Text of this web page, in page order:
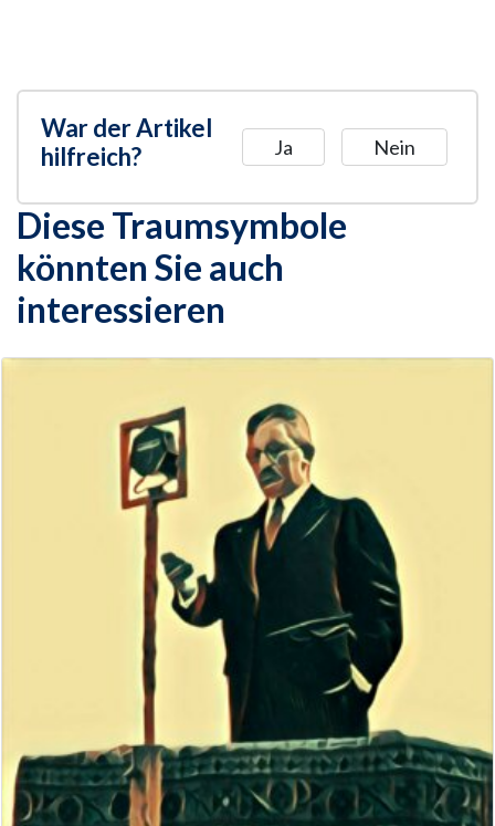
War der Artikel
hilfreich?
Ja Nein
Diese Traumsymbole
könnten Sie auch
interessieren